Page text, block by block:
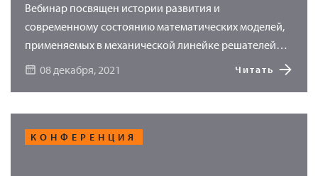
Вебинар посвящен истории развития и
современному состоянию математических моделей,
применяемых в механической линейке решателей
Ansys. Вы узнаете о подходах к решению задач
нелинейной теории разрушения, когда нельзя
08 декабря, 2021 Читать
КОНФЕРЕНЦИЯ